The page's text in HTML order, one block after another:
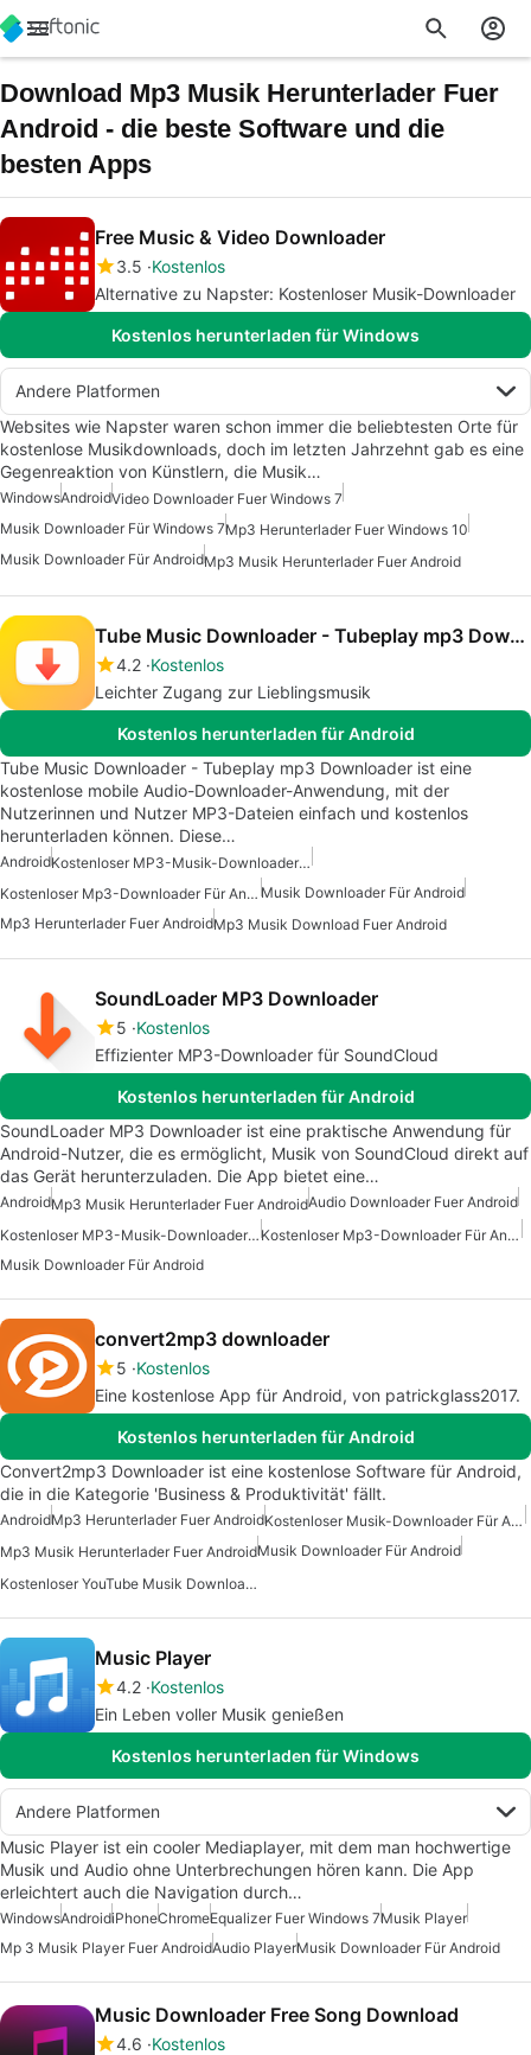
Download Mp3 Musik Herunterlader Fuer
Android - die beste Software und die
besten Apps
Free Music & Video Downloader
3.5 Kostenlos
Alternative zu Napster: Kostenloser Musik-Downloader
Kostenlos herunterladen für Windows
Andere Platformen
Websites wie Napster waren schon immer die beliebtesten Orte für
kostenlose Musikdownloads, doch im letzten Jahrzehnt gab es eine
Gegenreaktion von Künstlern, die Musik…
WindowsAndroidVideo Downloader Fuer Windows 7
Musik Downloader Für Windows 7Mp3 Herunterlader Fuer Windows 10
Musik Downloader Für AndroidMp3 Musik Herunterlader Fuer Android
Tube Music Downloader - Tubeplay mp3 Downloader
4.2 Kostenlos
Leichter Zugang zur Lieblingsmusik
Kostenlos herunterladen für Android
Tube Music Downloader - Tubeplay mp3 Downloader ist eine
kostenlose mobile Audio-Downloader-Anwendung, mit der
Nutzerinnen und Nutzer MP3-Dateien einfach und kostenlos
herunterladen können. Diese…
Android
Kostenloser MP3-Musik-Downloader Für Android
Kostenloser Mp3-Downloader Für Android Musik Downloader Für Android
Mp3 Herunterlader Fuer AndroidMp3 Musik Download Fuer Android
SoundLoader MP3 Downloader
5 Kostenlos
Effizienter MP3-Downloader für SoundCloud
Kostenlos herunterladen für Android
SoundLoader MP3 Downloader ist eine praktische Anwendung für
Android-Nutzer, die es ermöglicht, Musik von SoundCloud direkt auf
das Gerät herunterzuladen. Die App bietet eine…
AndroidMp3 Musik Herunterlader Fuer AndroidAudio Downloader Fuer Android
Kostenloser MP3-Musik-Downloader Für Android
Kostenloser Mp3-Downloader Für Android
Musik Downloader Für Android
convert2mp3 downloader
5 Kostenlos
Eine kostenlose App für Android, von patrickglass2017.
Kostenlos herunterladen für Android
Convert2mp3 Downloader ist eine kostenlose Software für Android,
die in die Kategorie 'Business & Produktivität' fällt.
AndroidMp3 Herunterlader Fuer Android
Kostenloser Musik-Downloader Für Android
Mp3 Musik Herunterlader Fuer AndroidMusik Downloader Für Android
Kostenloser YouTube Musik Downloader Für Android
Music Player
4.2 Kostenlos
Ein Leben voller Musik genießen
Kostenlos herunterladen für Windows
Andere Platformen
Music Player ist ein cooler Mediaplayer, mit dem man hochwertige
Musik und Audio ohne Unterbrechungen hören kann. Die App
erleichtert auch die Navigation durch…
WindowsAndroidiPhoneChromeEqualizer Fuer Windows 7Musik Player
Mp 3 Musik Player Fuer AndroidAudio PlayerMusik Downloader Für Android
Music Downloader Free Song Download
4.6 Kostenlos